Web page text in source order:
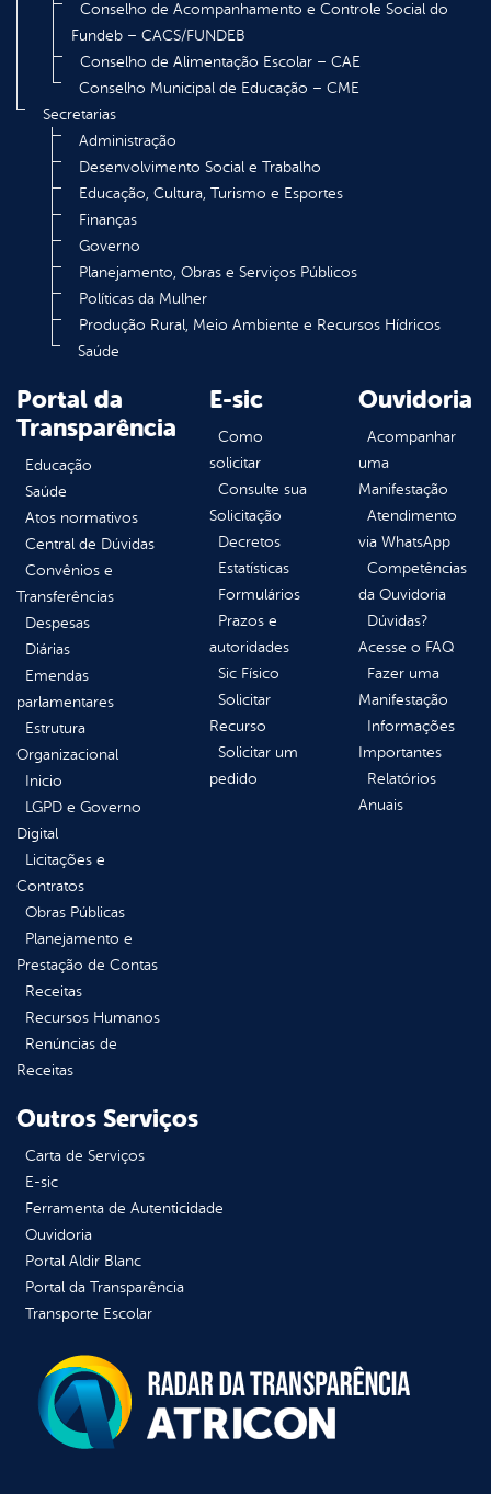
Conselho de Acompanhamento e Controle Social do
Fundeb – CACS/FUNDEB
Conselho de Alimentação Escolar – CAE
Conselho Municipal de Educação – CME
Secretarias
Administração
Desenvolvimento Social e Trabalho
Educação, Cultura, Turismo e Esportes
Finanças
Governo
Planejamento, Obras e Serviços Públicos
Políticas da Mulher
Produção Rural, Meio Ambiente e Recursos Hídricos
Saúde
Portal da
Transparência
Educação
Saúde
Atos normativos
Central de Dúvidas
Convênios e
Transferências
Despesas
Diárias
Emendas
parlamentares
Estrutura
Organizacional
Inicio
LGPD e Governo
Digital
Licitações e
Contratos
Obras Públicas
Planejamento e
Prestação de Contas
Receitas
Recursos Humanos
Renúncias de
Receitas
E-sic
Como
solicitar
Consulte sua
Solicitação
Decretos
Estatísticas
Formulários
Prazos e
autoridades
Sic Físico
Solicitar
Recurso
Solicitar um
pedido
Ouvidoria
Acompanhar
uma
Manifestação
Atendimento
via WhatsApp
Competências
da Ouvidoria
Dúvidas?
Acesse o FAQ
Fazer uma
Manifestação
Informações
Importantes
Relatórios
Anuais
Outros Serviços
Carta de Serviços
E-sic
Ferramenta de Autenticidade
Ouvidoria
Portal Aldir Blanc
Portal da Transparência
Transporte Escolar